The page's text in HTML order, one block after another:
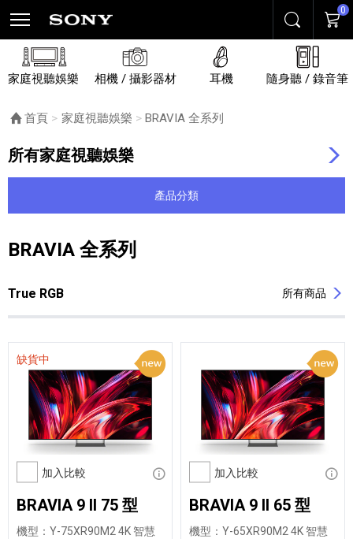
搜尋 購物
0
家庭視聽娛樂 相機 / 攝影器材 耳機 隨身聽 / 錄音筆
首頁 家庭視聽娛樂 目前頁面：
BRAVIA 全系列
所有家庭視聽娛樂
產品分類
BRAVIA 全系列
列表內容
True RGB 所有商品
加入比較 顯示資訊
缺貨中
BRAVIA 9 II 75 型
機型：Y-75XR90M2 4K 智慧
加入比較 顯示
BRAVIA 9 II 65 型
機型：Y-65XR90M2 4K 智慧